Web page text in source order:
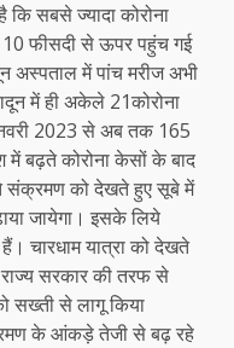
कि सबसे ज्यादा कोरोना
फीसदी से ऊपर पहुंच गई
अस्पताल में पांच मरीज अभी
में ही अकेले 21कोरोना
2023 से अब तक 165
में बढ़ते कोरोना केसों के बाद
संक्रमण को देखते हुए सूबे में
जायेगा। इसके लिये
हैं। चारधाम यात्रा को देखते
सरकार की तरफ से
सख्ती से लागू किया
के आंकड़े तेजी से बढ़ रहे